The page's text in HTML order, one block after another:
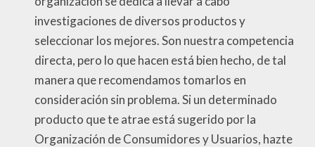
investigaciones de diversos productos y
seleccionar los mejores. Son nuestra competencia
directa, pero lo que hacen está bien hecho, de tal
manera que recomendamos tomarlos en
consideración sin problema. Si un determinado
producto que te atrae está sugerido por la
Organización de Consumidores y Usuarios, hazte